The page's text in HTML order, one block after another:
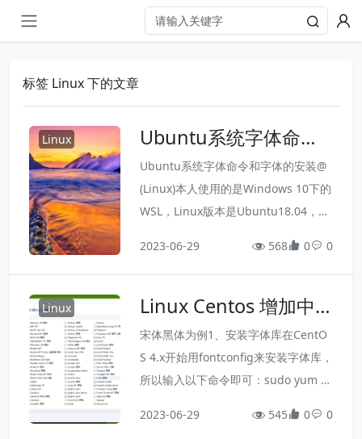
标签 Linux 下的文章
Linux
Ubuntu系统字体命令
和字体的安装
Ubuntu系统字体命令和字体的安装@
(Linux)本人使用的是Windows 10下的
WSL，Linux版本是Ubuntu18.04，系
tscale、mkfontdir和fc-cache命令也
是不存在的，直接运行会直接提示：命
令未找到（mkfontscale: command n
2023-06-29 568 0 0
Linux
Linux Centos 增加中
文字体支持
宋体黑体为例1、安装字体库在CentO
S 4.x开始用fontconfig来安装字体库，
所以输入以下命令即可：sudo yum -y
目录就可以看到fonts和fontconfig目
2023-06-29 545 0 0